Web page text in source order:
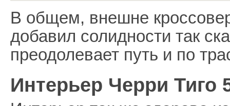
В общем, внешне
добавил солидности так
преодолевает путь и по
Интерьер Черри Тиго